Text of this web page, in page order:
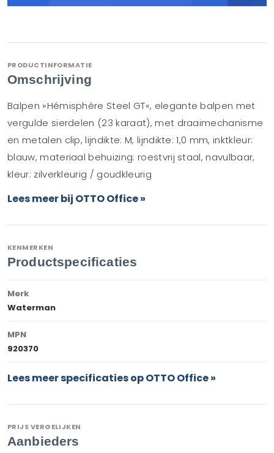
PRODUCTINFORMATIE
Omschrijving
Balpen »Hémisphère Steel GT«, elegante balpen met
vergulde sierdelen (23 karaat), met draaimechanisme
en metalen clip, lijndikte: M, lijndikte: 1,0 mm, inktkleur:
blauw, materiaal behuizing: roestvrij staal, navulbaar,
kleur: zilverkleurig / goudkleurig
Lees meer bij OTTO Office »
KENMERKEN
Productspecificaties
Merk
Waterman
MPN
920370
Lees meer specificaties op OTTO Office »
PRIJS VERGELIJKEN
Aanbieders